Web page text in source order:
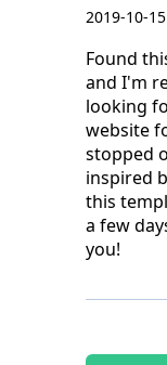
2019-10-15
Found
and I'm
looking
website
stopped
inspired
this
a few
you!